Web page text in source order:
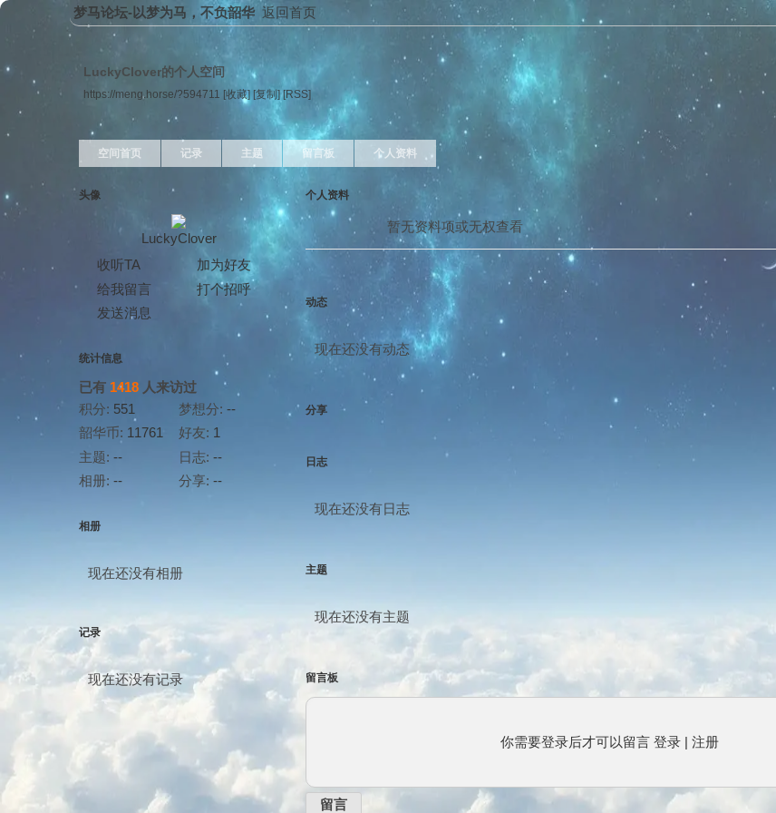
梦马论坛-以梦为马，不负韶华 返回首页
LuckyClover的个人空间
https://meng.horse/?594711 [收藏] [复制] [RSS]
空间首页 记录 主题 留言板 个人资料
头像
LuckyClover
收听TA
加为好友
给我留言
打个招呼
发送消息
统计信息
已有 1418 人来访过
积分: 551 梦想分: --
韶华币: 11761 好友: 1
主题: -- 日志: --
相册: -- 分享: --
相册
现在还没有相册
记录
现在还没有记录
个人资料
暂无资料项或无权查看
动态
现在还没有动态
分享
日志
现在还没有日志
主题
现在还没有主题
留言板
你需要登录后才可以留言 登录| 注册
留言